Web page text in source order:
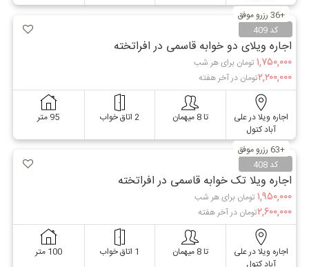
کد 409
+36 رزرو موفق
اجاره ویلای دو خوابه قاسمی در افراتخته
۱,۷۵۰,۰۰۰ تومان برای هر شب
۲,۲۰۰,۰۰۰تومان در آخر هفته
اجاره ویلا در علی
آباد کتول
تا 8 میهمان 2 اتاق خواب 95 متر
کد 408
+63 رزرو موفق
اجاره ویلا تک خوابه قاسمی در افراتخته
۱,۹۵۰,۰۰۰ تومان برای هر شب
۲,۶۰۰,۰۰۰تومان در آخر هفته
اجاره ویلا در علی
تا 8 میهمان 1 اتاق خواب 100 متر